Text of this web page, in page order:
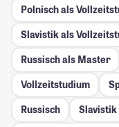
Polnisch als
Slavistik als
Russisch als Master
Vollzeitstudium
Russisch
Slavistik